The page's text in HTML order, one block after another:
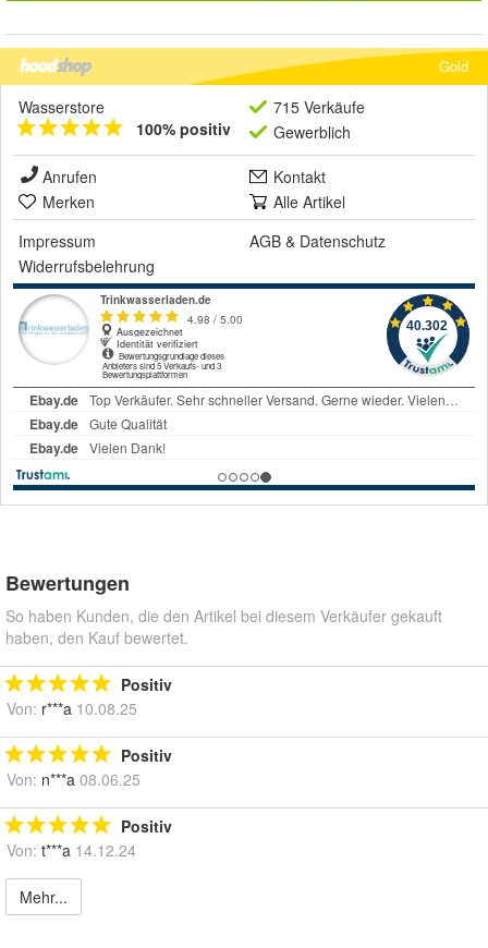
Gold
Wasserstore
100% positiv
715 Verkäufe
Gewerblich
Anrufen
Kontakt
Merken
Alle Artikel
Impressum
AGB & Datenschutz
Widerrufsbelehrung
Bewertungen
So haben Kunden, die den Artikel bei diesem Verkäufer gekauft
haben, den Kauf bewertet.
Positiv
Von: r***a 10.08.25
Positiv
Von: n***a 08.06.25
Positiv
Von: t***a 14.12.24
Mehr...